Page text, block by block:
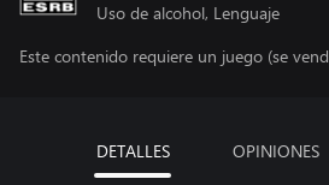
Uso de alcohol, Lenguaje
Este contenido requiere un juego (se
DETALLES OPINIONES